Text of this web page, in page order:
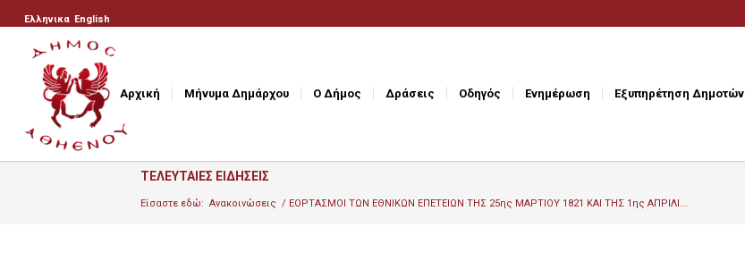
Ελληνικα English
Αρχική Μήνυμα Δημάρχου Ο Δήμος Δράσεις Οδηγός Ενημέρωση Εξυπηρέτηση Δημοτών
ΤΕΛΕΥΤΑΙΕΣ ΕΙΔΗΣΕΙΣ
Είσαστε εδώ: Ανακοινώσεις / ΕΟΡΤΑΣΜΟΙ ΤΩΝ ΕΘΝΙΚΩΝ ΕΠΕΤΕΙΩΝ ΤΗΣ 25ης ΜΑΡΤΙΟΥ 1821 ΚΑΙ ΤΗΣ 1ης ΑΠΡΙΛΙ...